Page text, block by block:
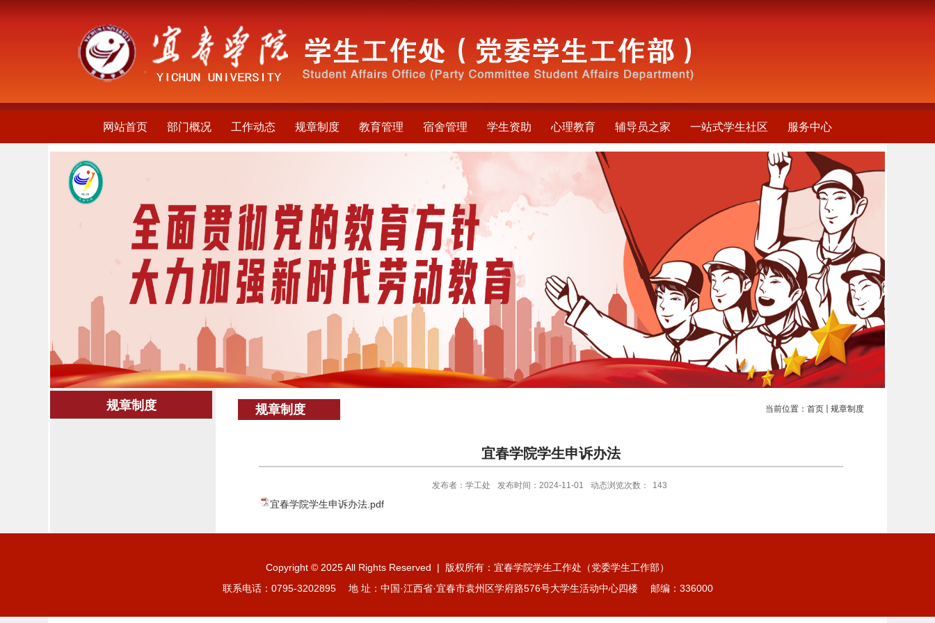
网站首页 部门概况 工作动态 规章制度 教育管理 宿舍管理 学生资助 心理教育 辅导员之家 一站式学生社区 服务中心
规章制度 规章制度 当前位置： 首页 规章制度
宜春学院学生申诉办法
发布者：学工处 发布时间：2024-11-01 动态浏览次数： 143
宜春学院学生申诉办法.pdf
Copyright © 2025 All Rights Reserved | 版权所有：宜春学院学生工作处（党委学生工作部）
联系电话：0795-3202895 地 址：中国·江西省·宜春市袁州区学府路576号大学生活动中心四楼 邮编：336000